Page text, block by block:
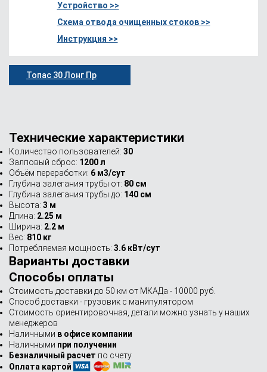
Устройство >>
Схема отвода очищенных стоков >>
Инструкция >>
Топас 30 Лонг Пр
Технические характеристики
Количество пользователей: 30
Залповый сброс: 1200 л
Объём переработки: 6 м3/сут
Глубина залегания трубы от: 80 см
Глубина залегания трубы до: 140 см
Высота: 3 м
Длина: 2.25 м
Ширина: 2.2 м
Вес: 810 кг
Потребляемая мощность: 3.6 кВт/сут
Варианты доставки
Способы оплаты
Стоимость доставки до 50 км от МКАДа - 10000 руб.
Способ доставки - грузовик с манипулятором
Стоимость ориентировочная, детали можно узнать у наших
менеджеров
Наличными в офисе компании
Наличными при получении
Безналичный расчет по счету
Оплата картой